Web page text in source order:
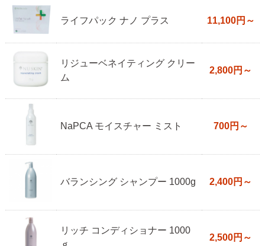
ライフパック ナノ プラス 11,100円～
リジューベネイティング クリー
ム
2,800円～
NaPCA モイスチャー ミスト 700円～
バランシング シャンプー 1000g 2,400円～
リッチ コンディショナー 1000
2,500円～